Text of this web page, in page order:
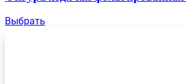
Выбрать